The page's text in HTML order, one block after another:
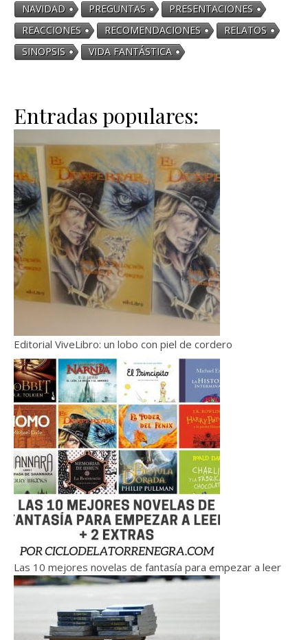
NAVIDAD
PREGUNTAS
PRESENTACIONES
REACCIONES
RECOMENDACIONES
RELATOS
SINOPSIS
VIDA FANTÁSTICA
Entradas populares:
Editorial ViveLibro: un lobo con piel de cordero
Las 10 mejores novelas de fantasía para empezar a leer